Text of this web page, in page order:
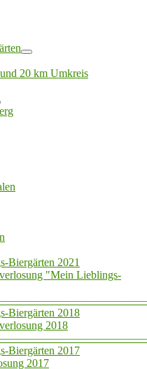
20 km Umkreis
Biergärten 2021
"Mein Lieblings-
Biergärten 2018
2018
Biergärten 2017
2017